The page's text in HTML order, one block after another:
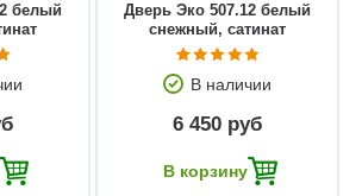
белый
Дверь Эко 507.12 белый
снежный, сатинат
В наличии
6 450 руб
В корзину